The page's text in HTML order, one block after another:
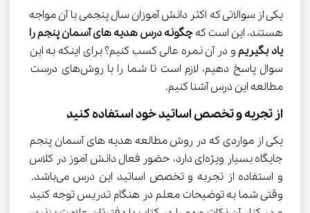
یکی از سوالاتی که اکثر دانش آموزان سال پنجمی با آن مواجه
هستند، این است که چگونه درس هدیه ‌های
آسمان پنجم را
یاد بگیریم و در آن نمره عالی کسب کنیم؟ برای اینکه به این
سوال پاسخ دهیم، لازم است تا شما را با روش‌های درست
مطالعه این درس آشنا کنیم.
از تجربه و تخصص اساتید خود استفاده کنید
یکی از مواردی که در روش مطالعه هدیه ‌های آسمان پنجم
جایگاه بسیار ویژه‌ای دارد، حضور فعال دانش آموز در کلاس
و استفاده از تجربه و تخصص اساتید این درس می‌باشد.
وقتی شما به توضیحات معلم در هنگام تدریس توجه کنید